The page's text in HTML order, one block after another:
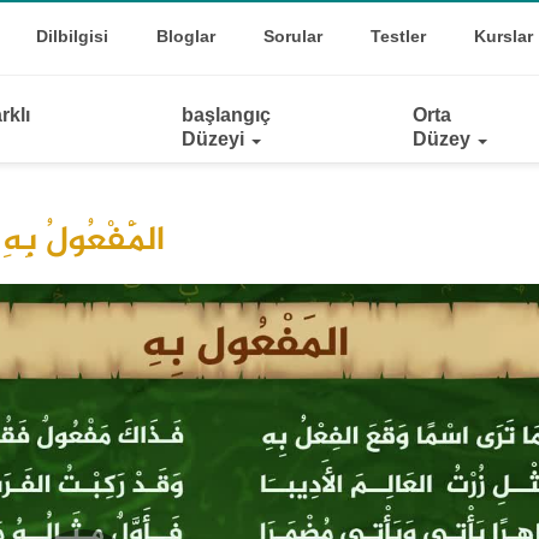
Dropdown
Top
Dilbilgisi Bloglar Sorular Testler Kurslar
başlangıç
Düzeyi
Orta
Düzey
الْمَفْعُولُ بِهِ